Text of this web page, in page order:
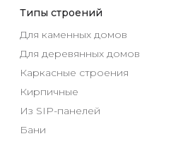
Типы строений
Для каменных домов
Для деревянных домов
Каркасные строения
Кирпичные
Из SIP-панелей
Бани